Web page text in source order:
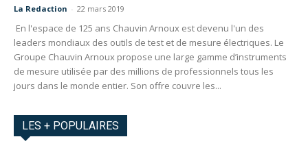
La Redaction - 22 mars 2019
En l'espace de 125 ans Chauvin Arnoux est devenu l'un des
leaders mondiaux des outils de test et de mesure électriques. Le
Groupe Chauvin Arnoux propose une large gamme d’instruments
de mesure utilisée par des millions de professionnels tous les
jours dans le monde entier. Son offre couvre les...
LES + POPULAIRES